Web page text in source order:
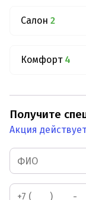
Салон 2
Комфорт 4
Получите
Акция